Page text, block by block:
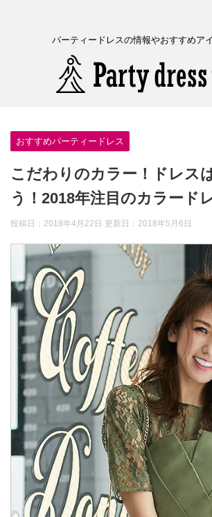
パーティードレスの情報やおすすめア
おすすめパーティードレス
こだわりのカラー！ドレス
う！2018年注目のカラード
投稿日：2018年4月22日 更新日： 2018年5月6日